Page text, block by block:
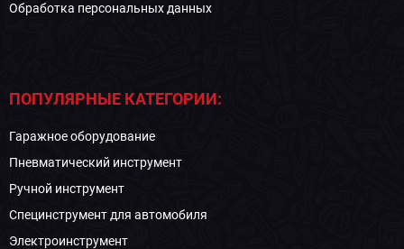
Обработка персональных данных
ПОПУЛЯРНЫЕ КАТЕГОРИИ:
Гаражное оборудование
Пневматический инструмент
Ручной инструмент
Специнструмент для автомобиля
Электроинструмент